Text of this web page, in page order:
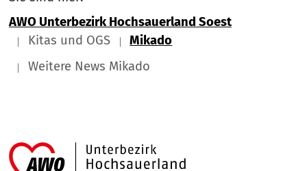
AWO Unterbezirk Hochsauerland Soest
Kitas und OGS
Mikado
Weitere News Mikado